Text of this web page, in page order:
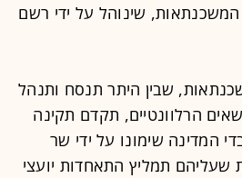
שינוהל על ידי רשם
שבין היתר תנסח ותנהל
הרלוונטיים, תקדם תקינה
המדינה שימונו על ידי שר
תמליץ התאחדות יועצי